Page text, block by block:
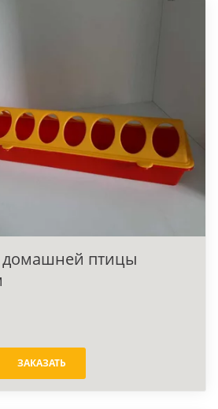
домашней птицы
ЗАКАЗАТЬ